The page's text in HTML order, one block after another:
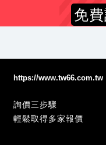
免
https://www.tw66.com.tw
詢價三步驟
輕鬆取得多家報價